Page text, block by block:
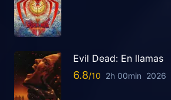
Evil Dead: En llamas
6.8 2h 00min 2026